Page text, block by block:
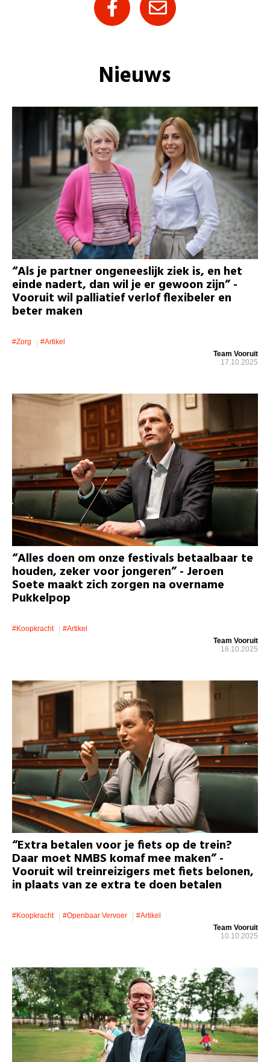
Nieuws
“Als je partner ongeneeslijk ziek is, en het
einde nadert, dan wil je er gewoon zijn” -
Vooruit wil palliatief verlof flexibeler en
beter maken
#zorg
#artikel
Team Vooruit
17.10.2025
“Alles doen om onze festivals betaalbaar te
houden, zeker voor jongeren” - Jeroen
Soete maakt zich zorgen na overname
Pukkelpop
#koopkracht
#artikel
Team Vooruit
16.10.2025
“Extra betalen voor je fiets op de trein?
Daar moet NMBS komaf mee maken” -
Vooruit wil treinreizigers met fiets belonen,
in plaats van ze extra te doen betalen
#koopkracht #openbaar Vervoer
#artikel
Team Vooruit
10.10.2025